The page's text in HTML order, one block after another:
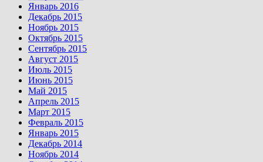
Январь 2016
Декабрь 2015
Ноябрь 2015
Октябрь 2015
Сентябрь 2015
Август 2015
Июль 2015
Июнь 2015
Май 2015
Апрель 2015
Март 2015
Февраль 2015
Январь 2015
Декабрь 2014
Ноябрь 2014